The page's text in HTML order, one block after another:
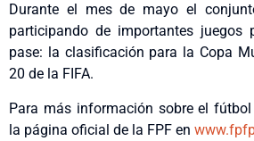
Durante el mes de mayo el
participando de importantes juegos
pase: la clasificación para la Copa
20 de la FIFA.
Para más información sobre el
la página oficial de la FPF en